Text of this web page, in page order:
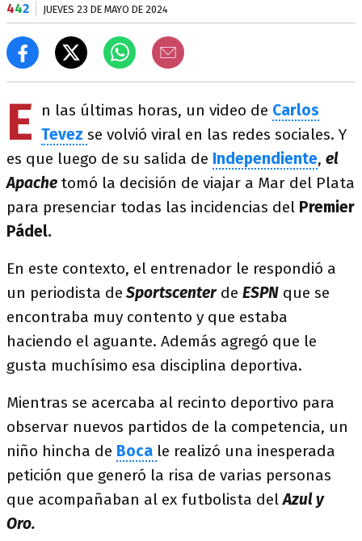
442 JUEVES 23 DE MAYO DE 2024
E n las últimas horas, un video de Carlos
Tevez se volvió viral en las redes sociales. Y
es que luego de su salida de Independiente, el
Apache tomó la decisión de viajar a Mar del Plata
para presenciar todas las incidencias del Premier
Pádel.
En este contexto, el entrenador le respondió a
un periodista de Sportscenterde ESPN que se
encontraba muy contento y que estaba
haciendo el aguante. Además agregó que le
gusta muchísimo esa disciplina deportiva.
Mientras se acercaba al recinto deportivo para
observar nuevos partidos de la competencia, un
niño hincha de Boca le realizó una inesperada
petición que generó la risa de varias personas
que acompañaban al ex futbolista delAzul y
Oro.